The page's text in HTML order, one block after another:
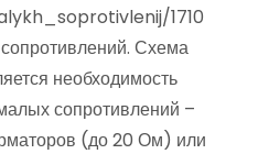
1710
Схема
необходимость
сопротивлений –
(до 20 Ом) или